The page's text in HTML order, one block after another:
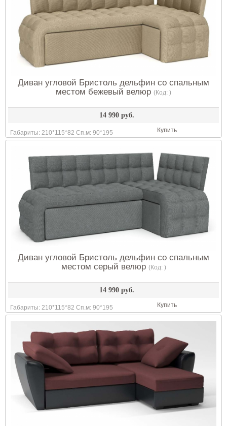
Диван угловой Бристоль дельфин со спальным
местом бежевый велюр (Код: )
14 990 руб.
Габариты: 210*115*82 Сп.м: 90*195 Купить
Диван угловой Бристоль дельфин со спальным
местом серый велюр (Код: )
14 990 руб.
Габариты: 210*115*82 Сп.м: 90*195 Купить